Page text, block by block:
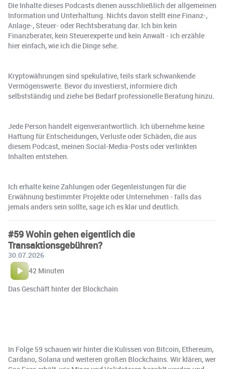
Die Inhalte dieses Podcasts dienen ausschließlich der allgemeinen
Information und Unterhaltung. Nichts davon stellt eine Finanz-,
Anlage-, Steuer- oder Rechtsberatung dar. Ich bin kein
Finanzberater, kein Steuerexperte und kein Anwalt - ich erzähle
hier einfach, wie ich die Dinge sehe.
Kryptowährungen sind spekulative, teils stark schwankende
Vermögenswerte. Bevor du investierst, informiere dich
selbstständig und ziehe bei Bedarf professionelle Beratung hinzu.
Jede Person handelt eigenverantwortlich. Ich übernehme keine
Haftung für Entscheidungen, Verluste oder Schäden, die aus
diesem Podcast, meinen Social-Media-Posts oder verlinkten
Inhalten entstehen.
Ich erhalte keine Zahlungen oder Gegenleistungen für die
Erwähnung bestimmter Projekte oder Unternehmen - falls das
jemals anders sein sollte, sage ich es klar und deutlich.
#59 Wohin gehen eigentlich die
Transaktionsgebühren?
30.07.2026
42 Minuten
Das Geschäft hinter der Blockchain
In Folge 59 schauen wir hinter die Kulissen von Bitcoin, Ethereum,
Cardano, Solana und weiteren großen Blockchains. Wir klären, wer